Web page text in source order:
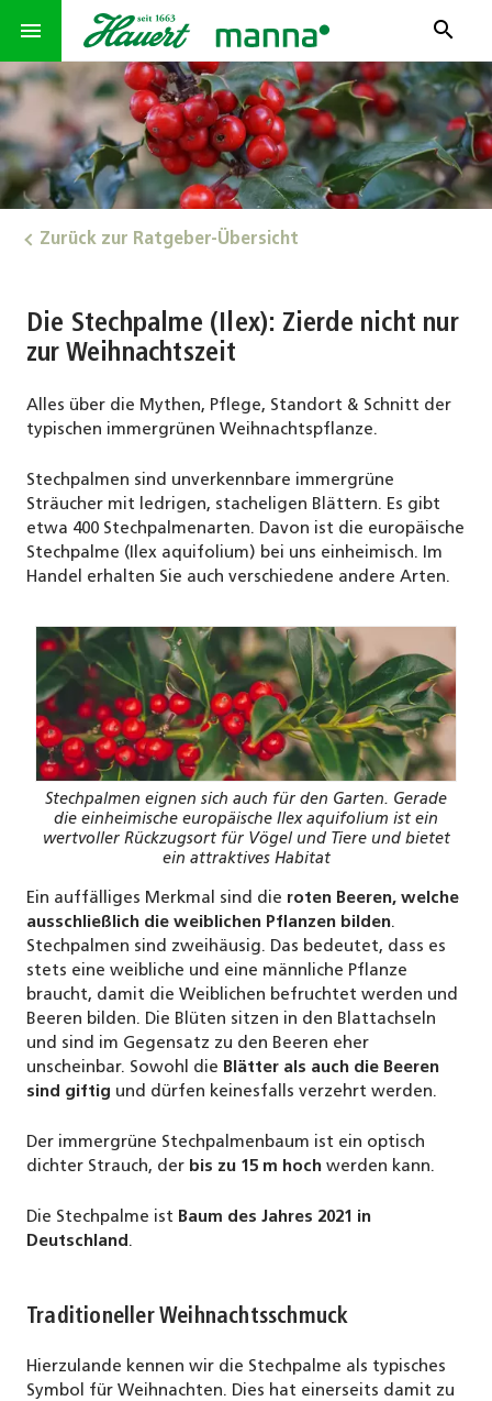
menu search
Zurück zur Ratgeber-Übersicht
Die Stechpalme (Ilex): Zierde nicht nur
zur Weihnachtszeit
Alles über die Mythen, Pflege, Standort & Schnitt der
typischen immergrünen Weihnachtspflanze.
Stechpalmen sind unverkennbare immergrüne
Sträucher mit ledrigen, stacheligen Blättern. Es gibt
etwa 400 Stechpalmenarten. Davon ist die europäische
Stechpalme (Ilex aquifolium) bei uns einheimisch. Im
Handel erhalten Sie auch verschiedene andere Arten.
Stechpalmen eignen sich auch für den Garten. Gerade
die einheimische europäische Ilex aquifolium ist ein
wertvoller Rückzugsort für Vögel und Tiere und bietet
ein attraktives Habitat
Ein auffälliges Merkmal sind die roten Beeren, welche
ausschließlich die weiblichen Pflanzen bilden.
Stechpalmen sind zweihäusig. Das bedeutet, dass es
stets eine weibliche und eine männliche Pflanze
braucht, damit die Weiblichen befruchtet werden und
Beeren bilden. Die Blüten sitzen in den Blattachseln
und sind im Gegensatz zu den Beeren eher
unscheinbar. Sowohl die Blätter als auch die Beeren
sind giftig und dürfen keinesfalls verzehrt werden.
Der immergrüne Stechpalmenbaum ist ein optisch
dichter Strauch, der bis zu 15 m hoch werden kann.
Die Stechpalme ist Baum des Jahres 2021 in
Deutschland.
Traditioneller Weihnachtsschmuck
Hierzulande kennen wir die Stechpalme als typisches
Symbol für Weihnachten. Dies hat einerseits damit zu